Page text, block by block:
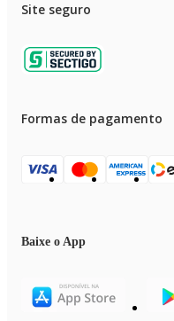
Site seguro
Formas de pagamento
Baixe o App